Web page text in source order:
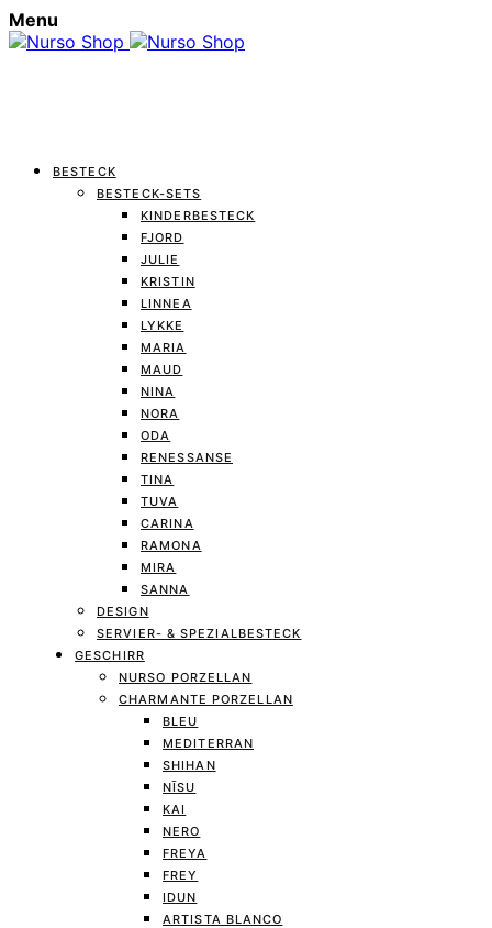
Menu
BESTECK
BESTECK-SETS
KINDERBESTECK
FJORD
JULIE
KRISTIN
LINNEA
LYKKE
MARIA
MAUD
NINA
NORA
ODA
RENESSANSE
TINA
TUVA
CARINA
RAMONA
MIRA
SANNA
DESIGN
SERVIER- & SPEZIALBESTECK
GESCHIRR
NURSO PORZELLAN
CHARMANTE PORZELLAN
BLEU
MEDITERRAN
SHIHAN
NĪSU
KAI
NERO
FREYA
FREY
IDUN
ARTISTA BLANCO